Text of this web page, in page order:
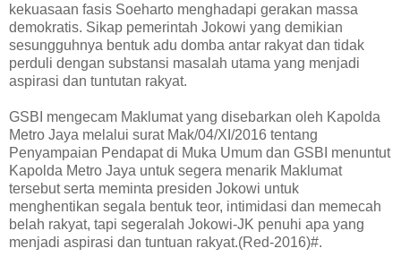
kekuasaan fasis Soeharto menghadapi gerakan massa
demokratis. Sikap pemerintah Jokowi yang demikian
sesungguhnya bentuk adu domba antar rakyat dan tidak
perduli dengan substansi masalah utama yang menjadi
aspirasi dan tuntutan rakyat.
GSBI mengecam Maklumat yang disebarkan oleh Kapolda
Metro Jaya melalui surat Mak/04/XI/2016 tentang
Penyampaian Pendapat di Muka Umum dan GSBI menuntut
Kapolda Metro Jaya untuk segera menarik Maklumat
tersebut serta meminta presiden Jokowi untuk
menghentikan segala bentuk teor, intimidasi dan memecah
belah rakyat, tapi segeralah Jokowi-JK penuhi apa yang
menjadi aspirasi dan tuntuan rakyat.(Red-2016)#.